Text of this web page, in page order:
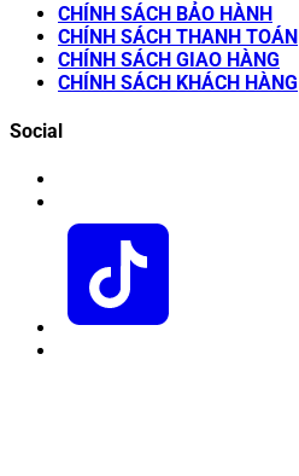
CHÍNH SÁCH BẢO HÀNH
CHÍNH SÁCH THANH TOÁN
CHÍNH SÁCH GIAO HÀNG
CHÍNH SÁCH KHÁCH HÀNG
Social